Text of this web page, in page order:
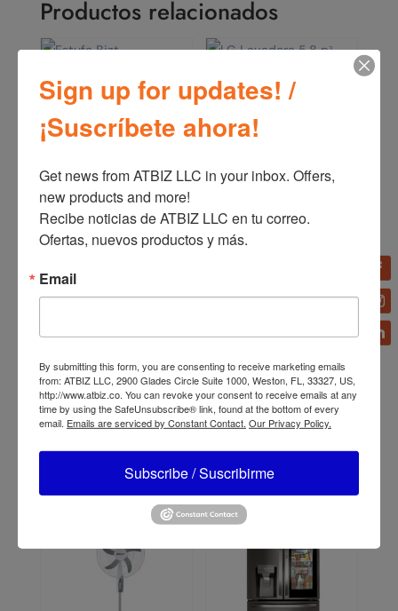
Productos relacionados
Estufa Bizt GST2141SCO
21′ con Horno Plateada
Acero Inoxidable Negro
ThinQ WM9500HKA
Refrigerador Bizt 15
CU.FT. Tipo Europeo AT-
AFBM-424
CU.FT. RN121WH
Sign up for updates! /
¡Suscríbete ahora!
Get news from ATBIZ LLC in your inbox. Offers,
new products and more!
Recibe noticias de ATBIZ LLC en tu correo.
Ofertas, nuevos productos y más.
Email
By submitting this form, you are consenting to receive marketing emails
from: ATBIZ LLC, 2900 Glades Circle Suite 1000, Weston, FL, 33327, US,
http://www.atbiz.co. You can revoke your consent to receive emails at any
time by using the SafeUnsubscribe® link, found at the bottom of every
email. Emails are serviced by Constant Contact. Our Privacy Policy.
Subscribe / Suscribirme